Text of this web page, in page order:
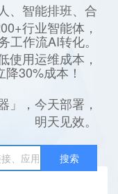
、智能排班、合
行业智能体，
工作流AI转化。
使用运维成本，
30%成本！
，今天部署，
明天见效。
搜索